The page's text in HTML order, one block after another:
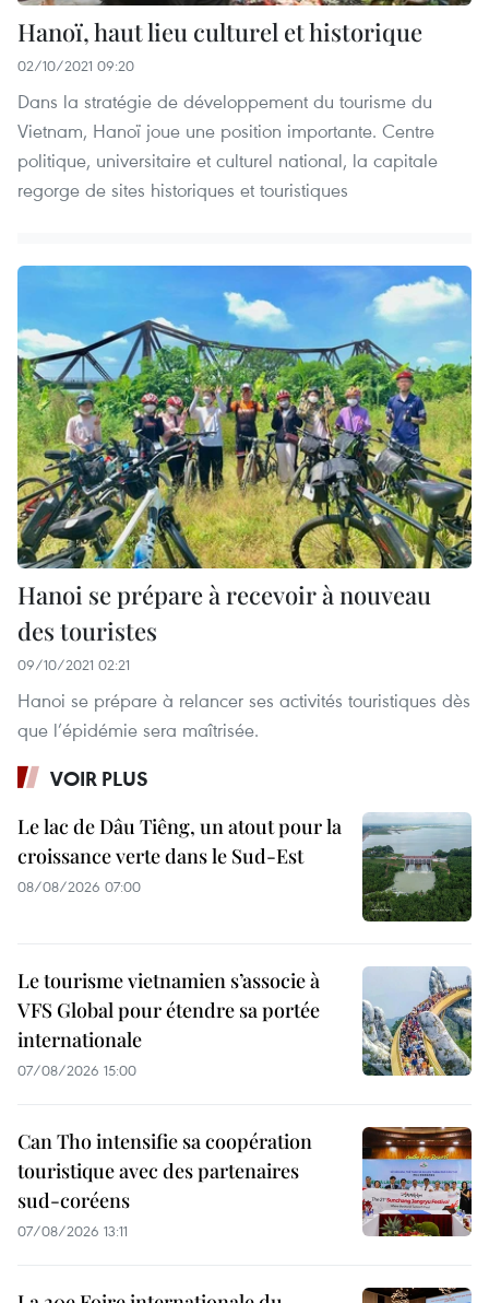
Hanoï, haut lieu culturel et historique
02/10/2021 09:20
Dans la stratégie de développement du tourisme du
Vietnam, Hanoï joue une position importante. Centre
politique, universitaire et culturel national, la capitale
regorge de sites historiques et touristiques
Hanoi se prépare à recevoir à nouveau
des touristes
09/10/2021 02:21
Hanoi se prépare à relancer ses activités touristiques dès
que l’épidémie sera maîtrisée.
VOIR PLUS
Le lac de Dâu Tiêng, un atout pour la
croissance verte dans le Sud-Est
08/08/2026 07:00
Le tourisme vietnamien s’associe à
VFS Global pour étendre sa portée
internationale
07/08/2026 15:00
Can Tho intensifie sa coopération
touristique avec des partenaires
sud-coréens
07/08/2026 13:11